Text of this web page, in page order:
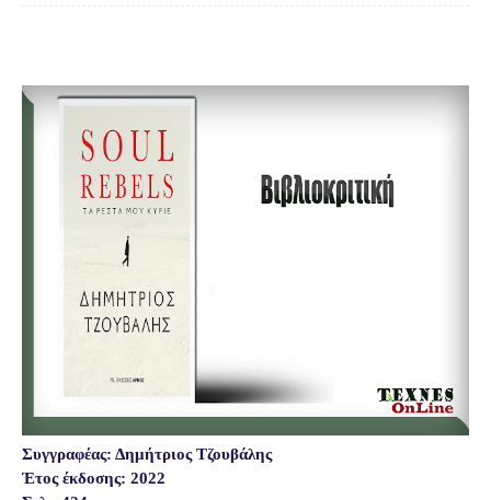
Συγγραφέας: Δημήτριος Τζουβάλης
Έτος έκδοσης: 2022